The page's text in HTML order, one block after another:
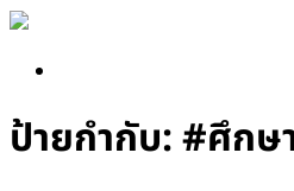
Skip
content
ป้ายกำกับ:#ศึกษ